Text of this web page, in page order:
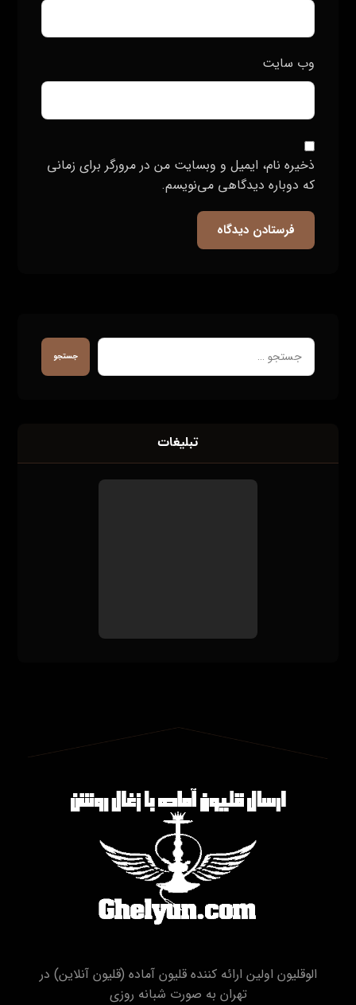
وب‌ سایت
ذخیره نام، ایمیل و وبسایت من در مرورگر برای زمانی
که دوباره دیدگاهی می‌نویسم.
فرستادن دیدگاه
جستجو
تبلیغات